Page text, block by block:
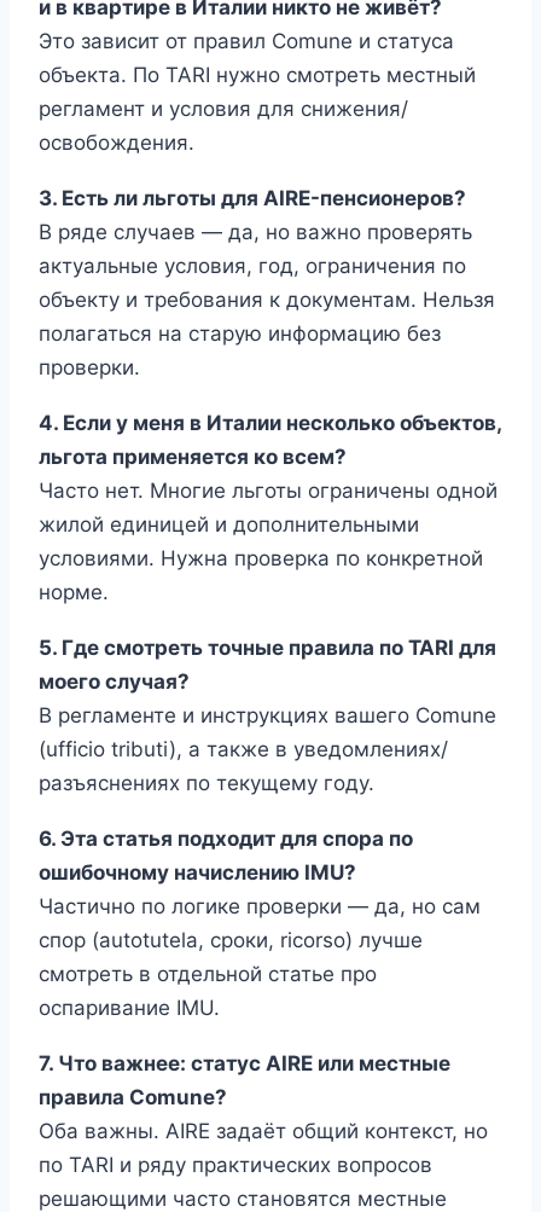
и в квартире в Италии никто не живёт?
Это зависит от правил Comune и статуса
объекта. По TARI нужно смотреть местный
регламент и условия для снижения/
освобождения.
3. Есть ли льготы для AIRE-пенсионеров?
В ряде случаев — да, но важно проверять
актуальные условия, год, ограничения по
объекту и требования к документам. Нельзя
полагаться на старую информацию без
проверки.
4. Если у меня в Италии несколько объектов,
льгота применяется ко всем?
Часто нет. Многие льготы ограничены одной
жилой единицей и дополнительными
условиями. Нужна проверка по конкретной
норме.
5. Где смотреть точные правила по TARI для
моего случая?
В регламенте и инструкциях вашего Comune
(ufficio tributi), а также в уведомлениях/
разъяснениях по текущему году.
6. Эта статья подходит для спора по
ошибочному начислению IMU?
Частично по логике проверки — да, но сам
спор (autotutela, сроки, ricorso) лучше
смотреть в отдельной статье про
оспаривание IMU.
7. Что важнее: статус AIRE или местные
правила Comune?
Оба важны. AIRE задаёт общий контекст, но
по TARI и ряду практических вопросов
решающими часто становятся местные